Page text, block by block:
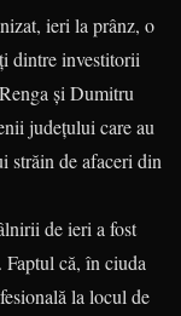
ieri la prânz, o
dintre investitorii
și Dumitru
județului care au
străin de afaceri din
de ieri a fost
că, în ciuda
la locul de